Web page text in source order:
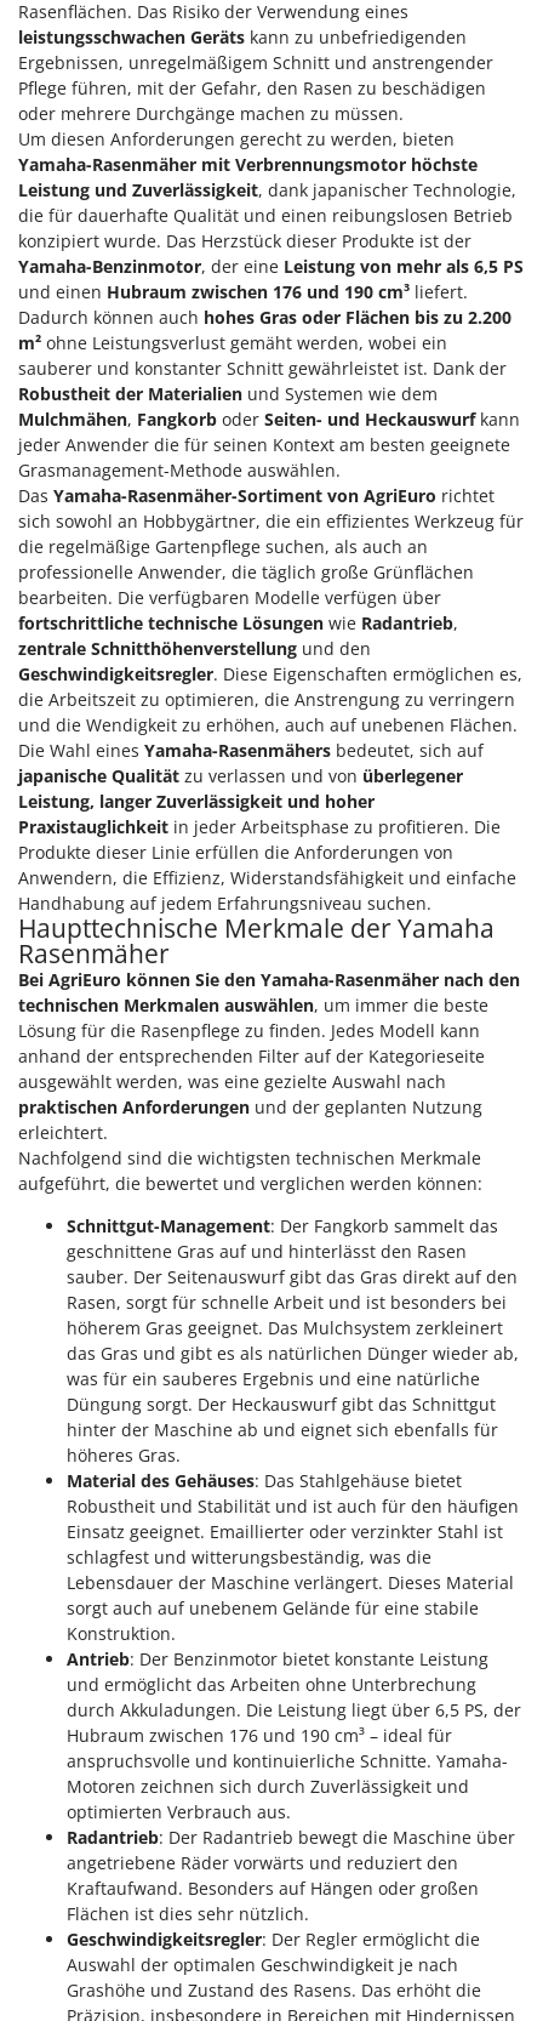
Gebläsespritzen für Traktoren
Gerätehäuser
Getreidemühlen
Grabenfräsen
Grubber - Tiefenlockerer
Grubber für Traktor
H
Häcksler
Handsägen auf Verlängerung
Heckcontainer für Traktoren
Heckenscheren
Heißluftfritteusen
Heizkanonen und Elektroheizer
Hochdruckreiniger
Hochgrasmäher
Holzbacköfen Außenbereich für Pizza und Braten
Holzspalter
Hubwagen
K
Kabelpflüge für die Drainage
Kartoffellegemaschine für Traktoren
Kartoffelroder für Traktoren
Kehrmaschinen
Kettensägen
Kippbare Heckschaufeln für Traktoren
Klimaanlagen – Klimageräte
Knetmaschinen
Knochensägen
Kompressoren - elektrisch
Kompressoren für Ernte und Baumschnitt
Kreiseleggen
Küchenreiben - elektrisch
Laderampe aus Aluminium
Laubsauger - Laubbläser
Laubsauger auf Rädern
Luftentfeuchter
Luftkühler mit Wasserverdunstung
Mähroboter
Maisentkörnungsmaschinen
Manuelle Heckenscheren
Mehrzweck-Sauggeräte
Minibacköfen
Motorhacken - Gartenfräsen
Motorspritzen
Mulcher für Traktor
Notstromaggregat
Nudelmaschinen
Obstmühlen Obsthäcksler Obstmuser
Obstpressen
Olivenernter und Schüttler
C.EL.ME.
Calory Forni
Campagnola
Campingaz
Castelgarden
Castellari
Ceccato Olindo
Char-Broil
Classe
Clementi
Cofra
Comet
Cresco
Cruccolini
CTEK
D
Dal Degan
DCG
Deca
DeWalt
Di Martino
Diavola Pro
Diesse
Docma
Dominion
Dreame
E
Echo
EcoFlow
Edilmark
Effeuno
Einhell
Elegen
Enotecnica Pillan
Eschenfelder
EuroMech
Eurosystems
FAC
Fama Industrie
Famag
Famur
FARMER
FBC
Ferrari Group
Ferroni
Ferrua
FIAC
FIEM
Fimar
FINI
Fiorentini
Fiskars
Flymo
Fontana Forni
Rasenflächen. Das Risiko der Verwendung eines
leistungsschwachen Geräts kann zu unbefriedigenden
Ergebnissen, unregelmäßigem Schnitt und anstrengender
Pflege führen, mit der Gefahr, den Rasen zu beschädigen
oder mehrere Durchgänge machen zu müssen.
Um diesen Anforderungen gerecht zu werden, bieten
Yamaha-Rasenmäher mit Verbrennungsmotor höchste
Leistung und Zuverlässigkeit, dank japanischer Technologie,
die für dauerhafte Qualität und einen reibungslosen Betrieb
konzipiert wurde. Das Herzstück dieser Produkte ist der
Yamaha-Benzinmotor, der eine Leistung von mehr als 6,5 PS
und einen Hubraum zwischen 176 und 190 cm³ liefert.
Dadurch können auch hohes Gras oder Flächen bis zu 2.200
m² ohne Leistungsverlust gemäht werden, wobei ein
sauberer und konstanter Schnitt gewährleistet ist. Dank der
Robustheit der Materialien und Systemen wie dem
Mulchmähen, Fangkorb oder Seiten- und Heckauswurfkann
jeder Anwender die für seinen Kontext am besten geeignete
Grasmanagement-Methode auswählen.
Das Yamaha-Rasenmäher-Sortiment von AgriEuro richtet
sich sowohl an Hobbygärtner, die ein effizientes Werkzeug für
die regelmäßige Gartenpflege suchen, als auch an
professionelle Anwender, die täglich große Grünflächen
bearbeiten. Die verfügbaren Modelle verfügen über
fortschrittliche technische Lösungen wie Radantrieb,
zentrale Schnitthöhenverstellung und den
Geschwindigkeitsregler. Diese Eigenschaften ermöglichen es,
die Arbeitszeit zu optimieren, die Anstrengung zu verringern
und die Wendigkeit zu erhöhen, auch auf unebenen Flächen.
Die Wahl eines Yamaha-Rasenmähers bedeutet, sich auf
japanische Qualität zu verlassen und von überlegener
Leistung, langer Zuverlässigkeit und hoher
Praxistauglichkeit in jeder Arbeitsphase zu profitieren. Die
Produkte dieser Linie erfüllen die Anforderungen von
Anwendern, die Effizienz, Widerstandsfähigkeit und einfache
Handhabung auf jedem Erfahrungsniveau suchen.
Haupttechnische Merkmale der Yamaha
Rasenmäher
Bei AgriEuro können Sie den Yamaha-Rasenmäher nach den
technischen Merkmalen auswählen, um immer die beste
Lösung für die Rasenpflege zu finden. Jedes Modell kann
anhand der entsprechenden Filter auf der Kategorieseite
ausgewählt werden, was eine gezielte Auswahl nach
praktischen Anforderungen und der geplanten Nutzung
erleichtert.
Nachfolgend sind die wichtigsten technischen Merkmale
aufgeführt, die bewertet und verglichen werden können:
Schnittgut-Management: Der Fangkorb sammelt das
geschnittene Gras auf und hinterlässt den Rasen
sauber. Der Seitenauswurf gibt das Gras direkt auf den
Rasen, sorgt für schnelle Arbeit und ist besonders bei
höherem Gras geeignet. Das Mulchsystem zerkleinert
das Gras und gibt es als natürlichen Dünger wieder ab,
was für ein sauberes Ergebnis und eine natürliche
Düngung sorgt. Der Heckauswurf gibt das Schnittgut
hinter der Maschine ab und eignet sich ebenfalls für
höheres Gras.
Material des Gehäuses: Das Stahlgehäuse bietet
Robustheit und Stabilität und ist auch für den häufigen
Einsatz geeignet. Emaillierter oder verzinkter Stahl ist
schlagfest und witterungsbeständig, was die
Lebensdauer der Maschine verlängert. Dieses Material
sorgt auch auf unebenem Gelände für eine stabile
Konstruktion.
Antrieb: Der Benzinmotor bietet konstante Leistung
und ermöglicht das Arbeiten ohne Unterbrechung
durch Akkuladungen. Die Leistung liegt über 6,5 PS, der
Hubraum zwischen 176 und 190 cm³ – ideal für
anspruchsvolle und kontinuierliche Schnitte. Yamaha-
Motoren zeichnen sich durch Zuverlässigkeit und
optimierten Verbrauch aus.
Radantrieb: Der Radantrieb bewegt die Maschine über
angetriebene Räder vorwärts und reduziert den
Kraftaufwand. Besonders auf Hängen oder großen
Flächen ist dies sehr nützlich.
Geschwindigkeitsregler: Der Regler ermöglicht die
Auswahl der optimalen Geschwindigkeit je nach
Grashöhe und Zustand des Rasens. Das erhöht die
Präzision, insbesondere in Bereichen mit Hindernissen